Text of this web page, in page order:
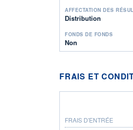
AFFECTATION DES
Distribution
FONDS DE FONDS
Non
FRAIS ET
FRAIS D'ENTRÉE